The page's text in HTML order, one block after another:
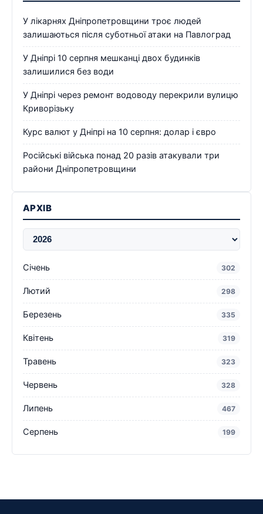
У лікарнях Дніпропетровщини троє людей
залишаються після суботньої атаки на Павлоград
У Дніпрі 10 серпня мешканці двох будинків
залишилися без води
У Дніпрі через ремонт водоводу перекрили вулицю
Криворізьку
Курс валют у Дніпрі на 10 серпня: долар і євро
Російські війська понад 20 разів атакували три
райони Дніпропетровщини
АРХІВ
Січень 302
Лютий 298
Березень 335
Квітень 319
Травень 323
Червень 328
Липень 467
Серпень 199